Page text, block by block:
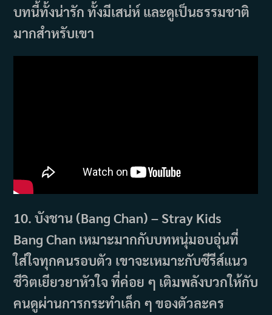
บทนี้ทั้งน่ารัก ทั้งมีเสน่ห์ และดูเป็นธรรมชาติ
มากสำหรับเขา
10. บังชาน (Bang Chan) – Stray Kids
Bang Chan เหมาะมากกับบทหนุ่มอบอุ่นที่
ใส่ใจทุกคนรอบตัว เขาจะเหมาะกับซีรีส์แนว
ชีวิตเยียวยาหัวใจ ที่ค่อย ๆ เติมพลังบวกให้กับ
คนดูผ่านการกระทำเล็ก ๆ ของตัวละคร